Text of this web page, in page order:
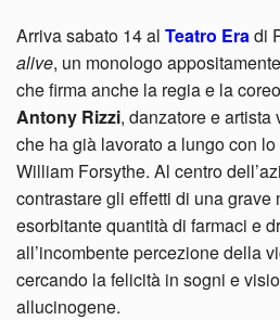
Arriva sabato 14 al Teatro Eradi
alive, un monologo
che firma anche la regia e la
Antony Rizzi, danzatore e
che ha già lavorato a lungo con
William Forsythe. Al centro
contrastare gli effetti di una grave
esorbitante quantità di farmaci e
all’incombente percezione della
cercando la felicità in sogni e
allucinogene.